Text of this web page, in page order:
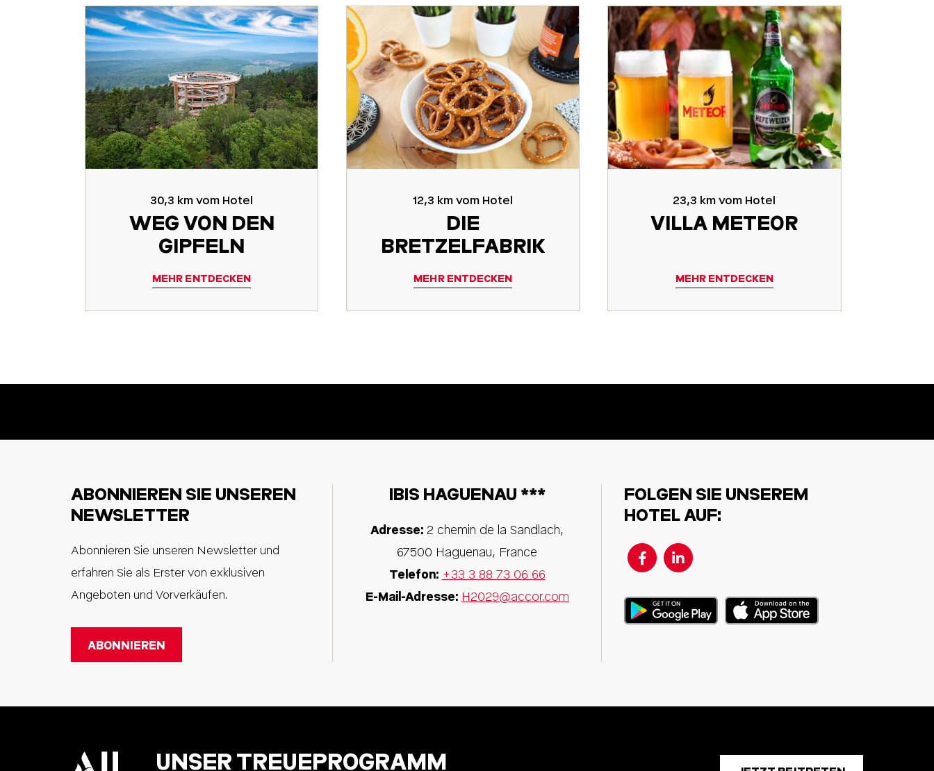
WEG VON DEN
GIPFELN
30,3 km vom Hotel
MEHR ENTDECKEN
DIE
BRETZELFABRIK
12,3 km vom Hotel
MEHR ENTDECKEN
VILLA METEOR
23,3 km vom Hotel
MEHR ENTDECKEN
ABONNIEREN SIE UNSEREN
NEWSLETTER
Abonnieren Sie unseren Newsletter und
erfahren Sie als Erster von exklusiven
Angeboten und Vorverkäufen.
IBIS HAGUENAU ***
Adresse: 2 chemin de la Sandlach,
67500 Haguenau, France
Telefon: +33 3 88 73 06 66
E-Mail-Adresse: H2029@accor.com
FOLGEN SIE UNSEREM
HOTEL AUF:
UNSER TREUEPROGRAMM